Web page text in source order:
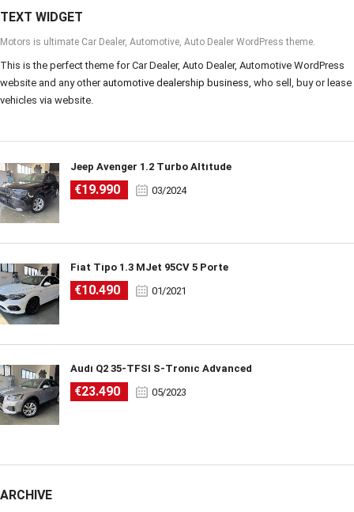
TEXT WIDGET
Motors is ultimate Car Dealer, Automotive, Auto Dealer WordPress theme.
This is the perfect theme for Car Dealer, Auto Dealer, Automotive WordPress
website and any other automotive dealership business, who sell, buy or lease
vehicles via website.
Jeep Avenger 1.2 Turbo Altitude
€19.990 03/2024
Fiat Tipo 1.3 MJet 95CV 5 Porte
€10.490 01/2021
Audi Q2 35-TFSI S-Tronic Advanced
€23.490 05/2023
ARCHIVE